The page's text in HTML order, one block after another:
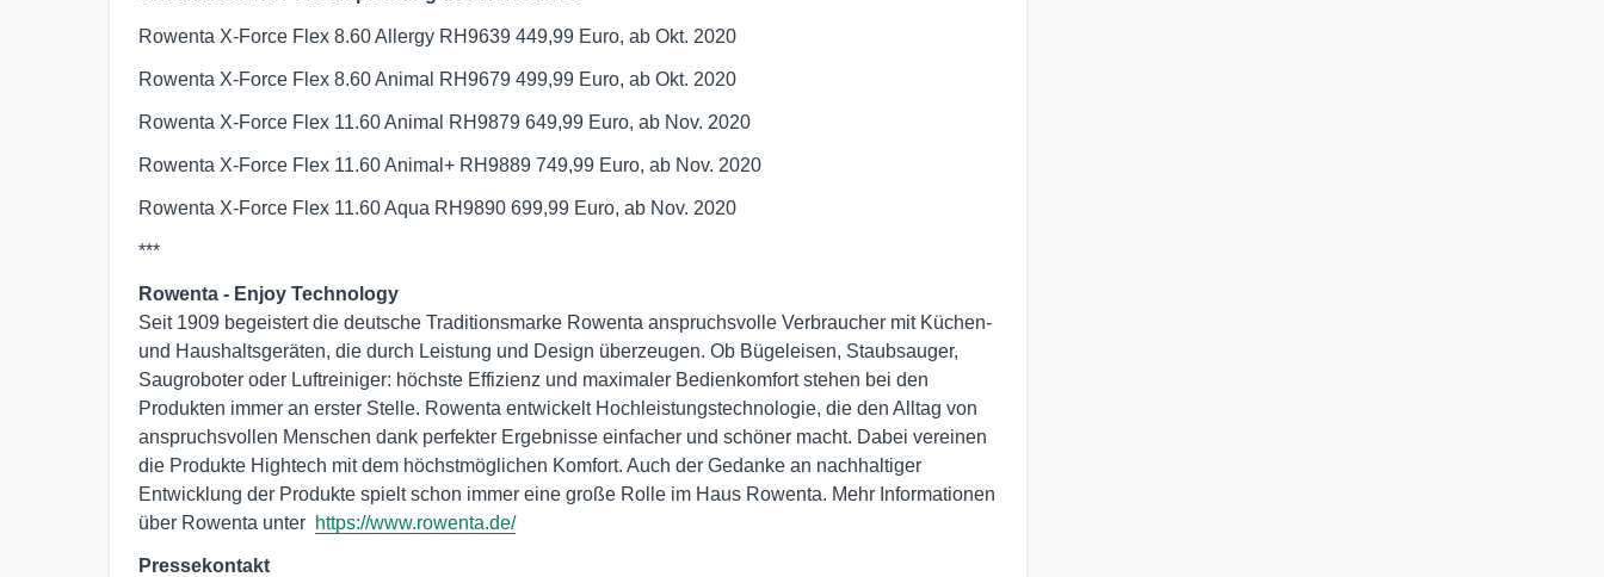
Rowenta X-Force Flex 8.60 Allergy RH9639 449,99 Euro, ab Okt. 2020
Rowenta X-Force Flex 8.60 Animal RH9679 499,99 Euro, ab Okt. 2020
Rowenta X-Force Flex 11.60 Animal RH9879 649,99 Euro, ab Nov. 2020
Rowenta X-Force Flex 11.60 Animal+ RH9889 749,99 Euro, ab Nov. 2020
Rowenta X-Force Flex 11.60 Aqua RH9890 699,99 Euro, ab Nov. 2020
***
Rowenta - Enjoy Technology
Seit 1909 begeistert die deutsche Traditionsmarke Rowenta anspruchsvolle Verbraucher mit Küchen-
und Haushaltsgeräten, die durch Leistung und Design überzeugen. Ob Bügeleisen, Staubsauger,
Saugroboter oder Luftreiniger: höchste Effizienz und maximaler Bedienkomfort stehen bei den
Produkten immer an erster Stelle. Rowenta entwickelt Hochleistungstechnologie, die den Alltag von
anspruchsvollen Menschen dank perfekter Ergebnisse einfacher und schöner macht. Dabei vereinen
die Produkte Hightech mit dem höchstmöglichen Komfort. Auch der Gedanke an nachhaltiger
Entwicklung der Produkte spielt schon immer eine große Rolle im Haus Rowenta. Mehr Informationen
über Rowenta unter https://www.rowenta.de/
Pressekontakt